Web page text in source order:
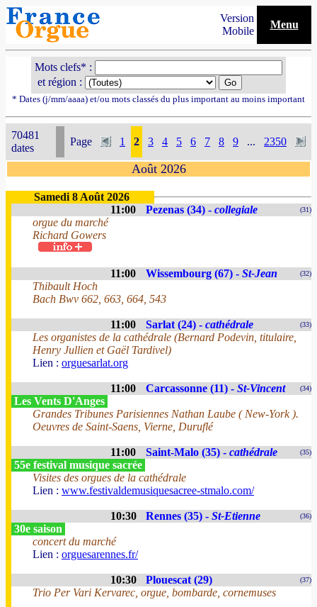
Version
Mobile
Menu
Mots clefs* :
et région :
* Dates (j/mm/aaaa) et/ou mots classés du plus important au moins important
70481
dates
Page 1 2 3 4 5 6 7 8 9 ... 2350
Août 2026
Samedi 8 Août 2026
11:00
Pezenas (34) - collegiale (31)
orgue du marché
Richard Gowers
11:00 Wissembourg (67) - St-Jean (32)
Thibault Hoch
Bach Bwv 662, 663, 664, 543
11:00 Sarlat (24) - cathédrale (33)
Les organistes de la cathédrale (Bernard Podevin, titulaire,
Henry Jullien et Gaël Tardivel)
Lien : orguesarlat.org
11:00 Carcassonne (11) - St-Vincent (34)
Les Vents D'Anges
Grandes Tribunes Parisiennes Nathan Laube ( New-York ).
Oeuvres de Saint-Saens, Vierne, Duruflé
11:00 Saint-Malo (35) - cathédrale (35)
55e festival musique sacrée
Visites des orgues de la cathédrale
Lien : www.festivaldemusiquesacree-stmalo.com/
10:30 Rennes (35) - St-Etienne (36)
30e saison
concert du marché
Lien : orguesarennes.fr/
10:30 Plouescat (29) (37)
Trio Per Vari Kervarec, orgue, bombarde, cornemuses